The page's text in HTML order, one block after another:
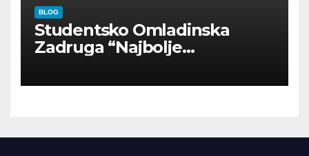
BLOG
Studentsko Omladinska
Zadruga “Najbolje